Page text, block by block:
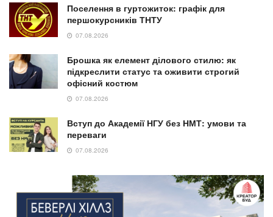
Поселення в гуртожиток: графік для
першокурсників ТНТУ
07.08.2026
Брошка як елемент ділового стилю: як
підкреслити статус та оживити строгий
офісний костюм
07.08.2026
Вступ до Академії НГУ без НМТ: умови та
переваги
07.08.2026